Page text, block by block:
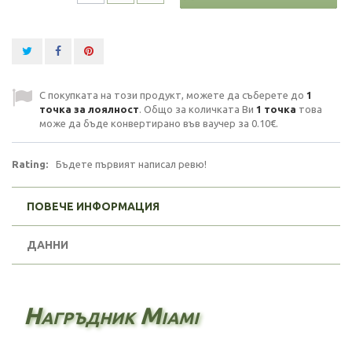
С покупката на този продукт, можете да съберете до 1
точка за лоялност. Общо за количката Ви 1 точка това
може да бъде конвертирано във ваучер за 0.10€.
Rating: Бъдете първият написал ревю!
ПОВЕЧЕ ИНФОРМАЦИЯ
ДАННИ
Нагръдник Miami